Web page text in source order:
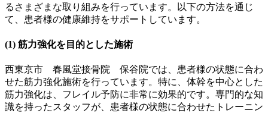
るさまざまな取り組みを行っています。以下の方法を通じ
て、患者様の健康維持をサポートしています。
(1) 筋力強化を目的とした施術
西東京市 春風堂接骨院 保谷院では、患者様の状態に合わ
せた筋力強化施術を行っています。特に、体幹を中心とした
筋力強化は、フレイル予防に非常に効果的です。専門的な知
識を持ったスタッフが、患者様の状態に合わせたトレーニン